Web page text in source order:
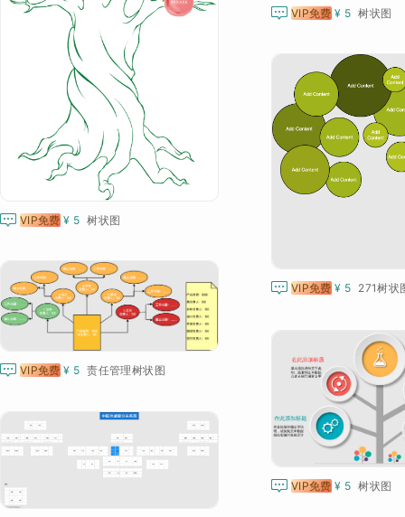
 VIP免费 ¥ 5 树状图
 VIP免费 ¥ 5 树状图
 VIP免费 ¥ 5 271树状
 VIP免费 ¥ 5 责任管理树状图
 VIP免费 ¥ 5 树状图